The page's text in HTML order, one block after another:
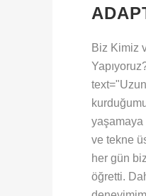
Biz Kimiz
yaşamaya
ve tekne
her gün
öğretti.